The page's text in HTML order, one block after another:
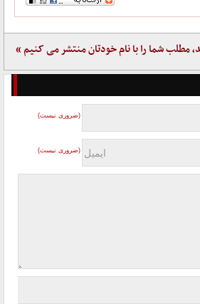
مطلب شما را با نام خودتان منتشر می کنیم »
(ضروری نیست)
(ضروری نیست)